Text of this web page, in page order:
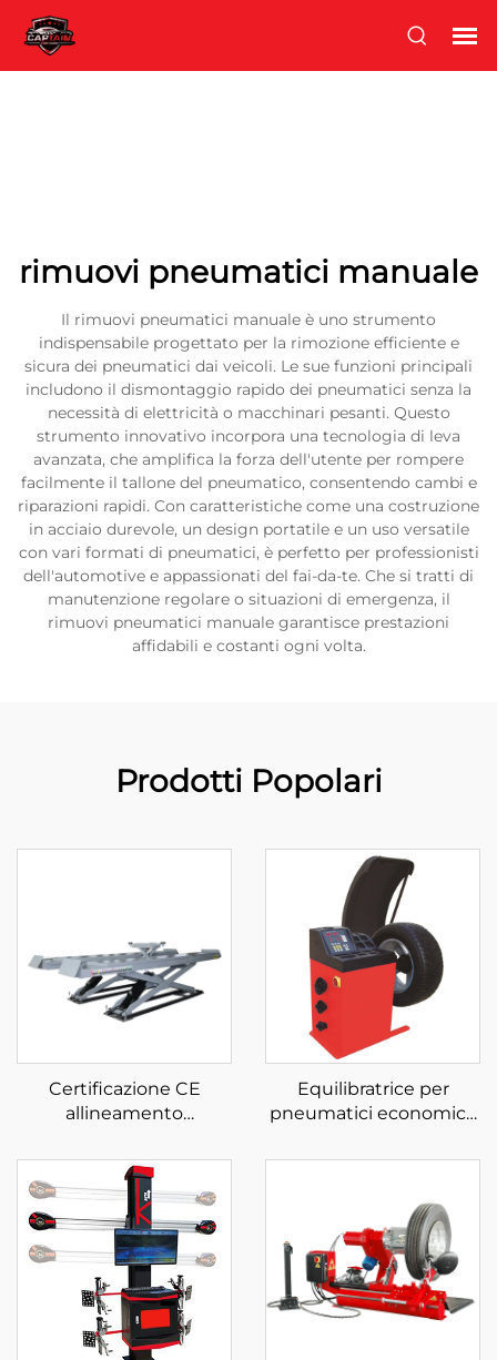
rimuovi pneumatici manuale
Il rimuovi pneumatici manuale è uno strumento
indispensabile progettato per la rimozione efficiente e
sicura dei pneumatici dai veicoli. Le sue funzioni principali
includono il dismontaggio rapido dei pneumatici senza la
necessità di elettricità o macchinari pesanti. Questo
strumento innovativo incorpora una tecnologia di leva
avanzata, che amplifica la forza dell'utente per rompere
facilmente il tallone del pneumatico, consentendo cambi e
riparazioni rapidi. Con caratteristiche come una costruzione
in acciaio durevole, un design portatile e un uso versatile
con vari formati di pneumatici, è perfetto per professionisti
dell'automotive e appassionati del fai-da-te. Che si tratti di
manutenzione regolare o situazioni di emergenza, il
rimuovi pneumatici manuale garantisce prestazioni
affidabili e costanti ogni volta.
Prodotti Popolari
Certificazione CE
allineamento
pompa idraulica per
auto sollevatore per
auto per fabbrica di
servizi automobilistici
Equilibratrice per
pneumatici economica
direttamente dal